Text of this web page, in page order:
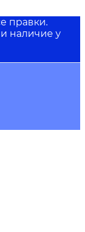
правки.
наличие у